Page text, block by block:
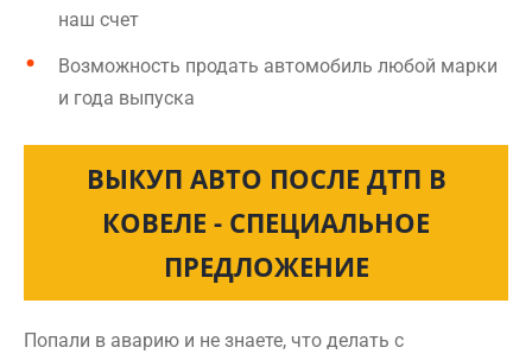
наш счет
Возможность продать автомобиль любой марки
и года выпуска
ВЫКУП АВТО ПОСЛЕ ДТП В
КОВЕЛЕ - СПЕЦИАЛЬНОЕ
ПРЕДЛОЖЕНИЕ
Попали в аварию и не знаете, что делать с